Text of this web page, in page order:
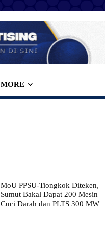
MORE
MoU PPSU-Tiongkok Diteken,
Sumut Bakal Dapat 200 Mesin
Cuci Darah dan PLTS 300 MW